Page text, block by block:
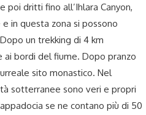
dritti fino all’Ihlara Canyon,
in questa zona si possono
un trekking di 4 km
ai bordi del fiume. Dopo pranzo
sito monastico. Nel
sotterranee sono veri e propri
se ne contano più di 50